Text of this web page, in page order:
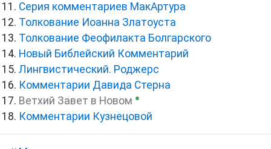
Серия комментариев МакАртура
Толкование Иоанна Златоуста
Толкование Феофилакта Болгарского
Новый Библейский Комментарий
Лингвистический. Роджерс
Комментарии Давида Стерна
Ветхий Завет в Новом ●
Комментарии Кузнецовой